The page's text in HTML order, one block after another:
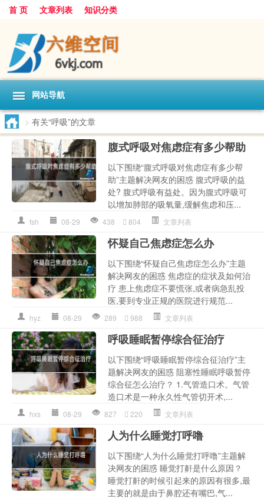
首 页 文章列表 知识分类
网站导航
> 有关“呼吸”的文章
腹式呼吸对焦虑症有多少帮助
以下围绕“腹式呼吸对焦虑症有多少帮
助”主题解决网友的困惑 腹式呼吸的益
处? 腹式呼吸有益处。因为腹式呼吸可
以增加肺部的吸氧量,缓解焦虑和压...
fsh 08-29 438 804 文章列表
怀疑自己焦虑症怎么办
以下围绕“怀疑自己焦虑症怎么办”主题
解决网友的困惑 焦虑症的症状及如何治
疗 患上焦虑症不要慌张,或者病急乱投
医,要到专业正规的医院进行规范...
hyz 08-29 289 988 文章列表
呼吸睡眠暂停综合征治疗
以下围绕“呼吸睡眠暂停综合征治疗”主
题解决网友的困惑 阻塞性睡眠呼吸暂停
综合征怎么治疗？ 1.气管造口术。气管
造口术是一种永久性气管切开术,...
hxs 08-29 827 220 文章列表
人为什么睡觉打呼噜
以下围绕“人为什么睡觉打呼噜”主题解
决网友的困惑 睡觉打鼾是什么原因？
睡觉打鼾的时候引起来的原因有很多,最
主要的就是由于鼻腔还有嘴巴,气...